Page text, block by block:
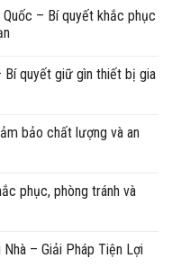
– Bí quyết khắc phục
quyết giữ gìn thiết bị gia
bảo chất lượng và an
phục, phòng tránh và
– Giải Pháp Tiện Lợi